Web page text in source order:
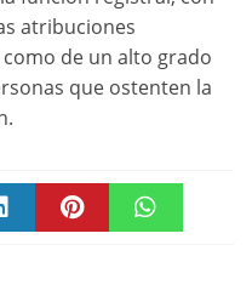
atribuciones
de un alto grado
que ostenten la